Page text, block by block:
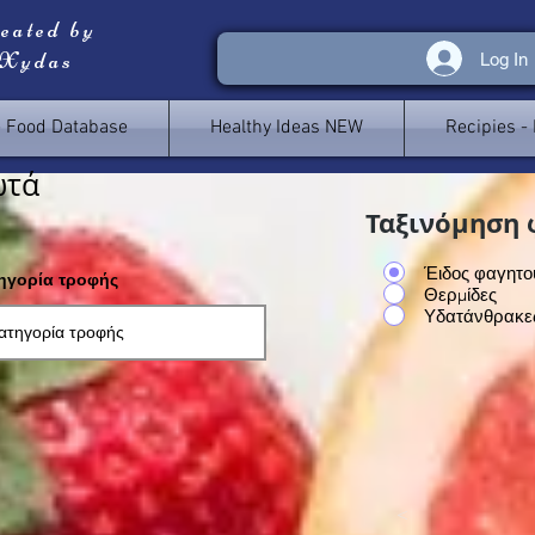
by
Log In
Food Database Healthy Ideas NEW Recipies -
τροφής
Έιδος
Θερμίδες
<